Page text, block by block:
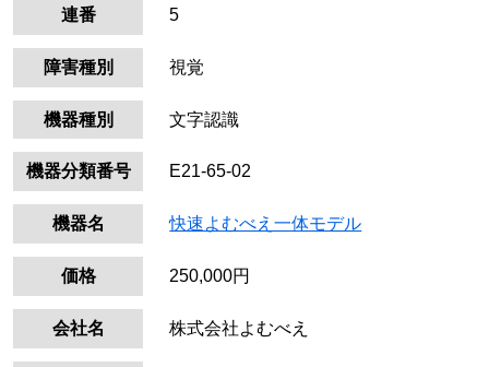
連番 5
障害種別 視覚
機器種別 文字認識
機器分類番号 E21-65-02
機器名 快速よむべえ一体モデル
価格 250,000円
会社名 株式会社よむべえ